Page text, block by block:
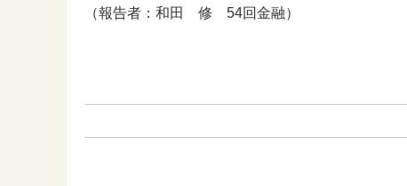
（報告者：和田 修 54回金融）